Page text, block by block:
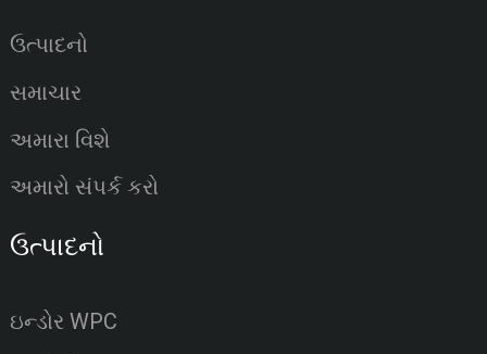
ઉત્પાદનો
સમાચાર
અમારા વિશે
અમારો સંપર્ક કરો
ઉત્પાદનો
ઇન્ડોર WPC